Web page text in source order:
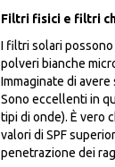
Filtri fisici e filtri
I filtri solari
polveri bianche
Immaginate di
Sono eccellenti in
tipi di onde). È vero
valori di SPF
penetrazione dei